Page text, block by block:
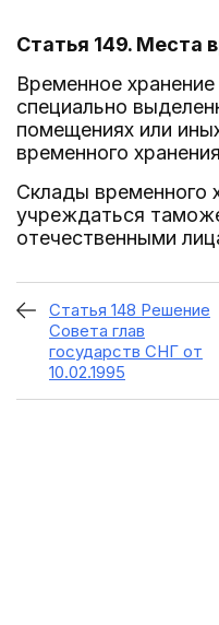
Статья 149. Места
Временное
специально
помещениях или
временного
Склады временного
учреждаться
отечественными
Статья 148 Решение
Совета глав
государств СНГ от
10.02.1995